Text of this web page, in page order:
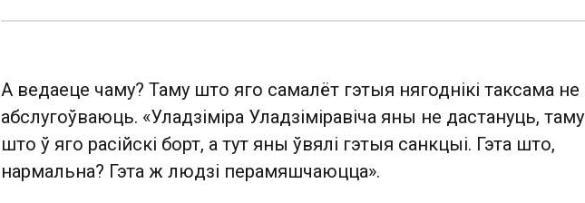
А ведаеце чаму? Таму што яго самалёт гэтыя нягоднікі таксама не
абслугоўваюць. «Уладзіміра Уладзіміравіча яны не дастануць, таму
што ў яго расійскі борт, а тут яны ўвялі гэтыя санкцыі. Гэта што,
нармальна? Гэта ж людзі перамяшчаюцца».